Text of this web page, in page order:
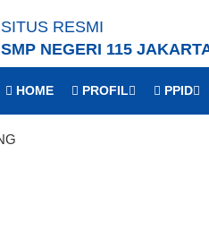
SITUS RESMI
SMP NEGERI 115
HOME PROFIL PPID